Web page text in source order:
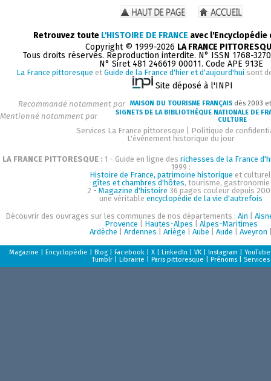
Retrouvez toute L'HISTOIRE DE FRANCE avec
Copyright © 1999-2026 LA FRANCE
Tous droits réservés. Reproduction interdite. N° ISSN 1768-
N° Siret 481 246619 00011. Code APE 913E
La France pittoresque et Guide de la France d'hier et d'aujourd'hui sont
Site déposé à l'INPI
Recommandé notamment par MAISON DU TOURISME FRANÇAIS dès 2003
Mentionné notamment par
SIGNETS DE LA BIBLIOTHÈQUE NATIONALE DE
CULTURE
Services La France pittoresque
Politique de
L'événement historique du jour
LA FRANCE PITTORESQUE : 1 - Guide en ligne des richesses de la France
1999 :
Histoire de France, patrimoine historique et
gîtes et chambres d'hôtes, tourisme, gastronomie
2 - Magazine d'histoire 36 pages couleur depuis
une véritableencyclopédie de la vie d'autrefois
Découvrir des ouvrages sur les communes de nos départements :Ain |
Provence
Hautes-Alpes
Alpes-Maritimes
Ardèche |Ardennes |Ariège |Aube |Aude |Aveyron
Magazine |Encyclopédie |Blog |Facebook |X |LinkedIn |VK |Instagram |YouTube
Tumblr |Librairie |Paris pittoresque |Prénoms Services